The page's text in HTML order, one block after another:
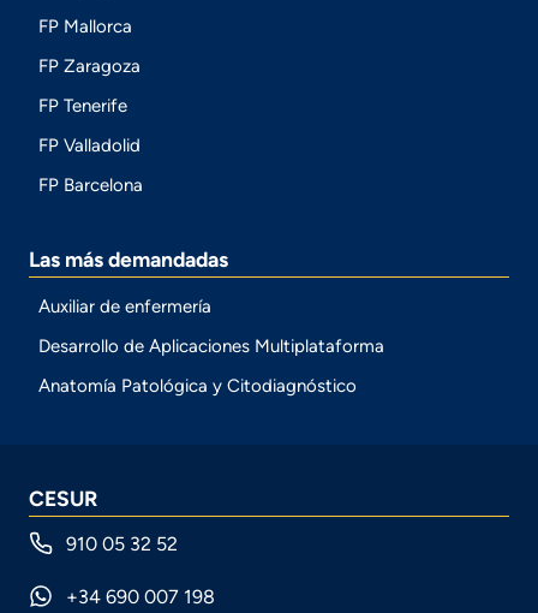
FP Mallorca
FP Zaragoza
FP Tenerife
FP Valladolid
FP Barcelona
Las más demandadas
Auxiliar de enfermería
Desarrollo de Aplicaciones Multiplataforma
Anatomía Patológica y Citodiagnóstico
CESUR
910 05 32 52
+34 690 007 198